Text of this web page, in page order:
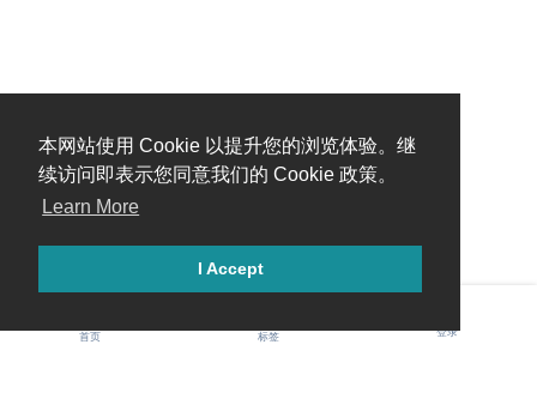
本网站使用 Cookie 以提升您的浏览体验。继
续访问即表示您同意我们的 Cookie 政策。
Learn More
I Accept
首页 标签 登录